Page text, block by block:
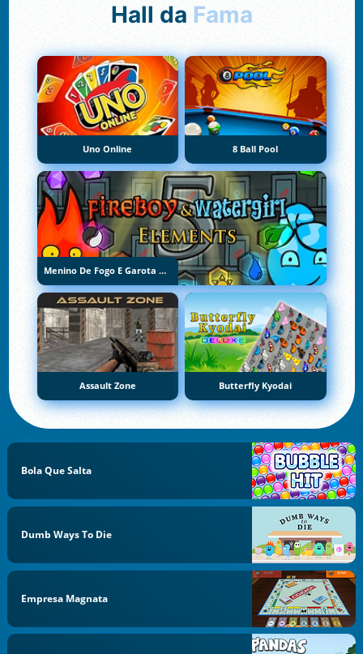
Hall da Fama
Uno Online 8 Ball Pool
Menino De Fogo E Garota De Água 5: Elementos
Assault Zone Butterfly Kyodai
Bola Que Salta
Dumb Ways To Die
Empresa Magnata